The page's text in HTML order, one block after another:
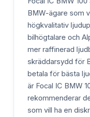
BMW-ägare som
högkvalitativ
bilhögtalare och
mer raffinerad
skräddarsydd för
betala för bästa
är Focal IC BMW
rekommenderar
som vill ha en